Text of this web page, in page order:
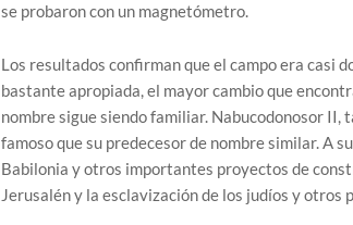
se probaron con un magnetómetro.
Los resultados confirman que el campo era casi
bastante apropiada, el mayor cambio que
nombre sigue siendo familiar. Nabucodonosor II,
famoso que su predecesor de nombre similar. A
Babilonia y otros importantes proyectos de
Jerusalén y la esclavización de los judíos y otros